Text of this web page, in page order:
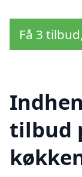
Få 3
tilbud